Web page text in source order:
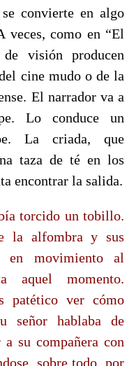
convierte en algo
veces, como en “El
visión producen
cine mudo o de la
El narrador va a
Lo conduce un
La criada, que
taza de té en los
encontrar la salida.
torcido un tobillo.
la alfombra y sus
en movimiento al
aquel momento.
patético ver cómo
señor hablaba de
su compañera con
sobre todo, por